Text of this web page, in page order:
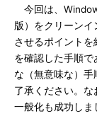
今回は、
版）をクリーン
させるポイントを
を確認した手順
な（無意味な）
了承ください。
一般化も成功しま